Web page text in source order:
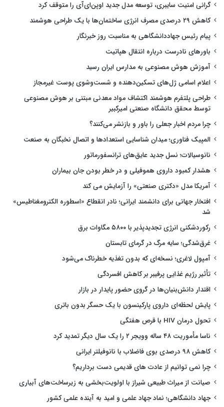
گرانی امنیت سایبری، توسعه مدل جدید اوپن‌ای‌آی را متوقف کرد
کاهش ۲۹ درصدی مصرف انرژی ساختمان‌ها با یک طراحی هوشمند
پیام رئیس جهاددانشگاهی به مناسبت روز خبرنگار
باورهای نادرست درباره انتقال هپاتیت
آموزش هوش مصنوعی به مدارس ایران رسید
اعلام اسامی ژل‌های تسکین‌دهنده و شست‌وشوی پوست غیرمجاز
طراحی پلتفرم هوشمند اکتشاف مواد معدنی مبتنی بر هوش مصنوعی
توسط محقق دانشگاه صنعتی امیرکبیر
چرا مردم اخبار جعلی را باور و بازنشر می‌کنند؟
المپیک فناوری؛ میدان شناسایی استعدادها و اتصال نخبگان به صنعت
نانوسیالات؛ نسل جدید عایق‌های ترانسفورماتور
هشدار کمبود داروی هموفیلی و در خطر بودن جان بیماران
آمریکا مدل «دکتری صنعتی» را آزمایش می کند
افتخار جهانی برای دانشمند ایرانی؛ نادر انقطاع «اسطوره الکترومغناطیس»
شد
رکوردشکنی انرژی تجدیدپذیر با ۵۸۰۰ مگاوات برق
غرق‌شدگی؛ سایه مرگ در گرمای تابستان
آمپول لاغری؛ نسخه‌ای که بدون تغذیه خطرناک می‌شود
تأثیر رژیم غذایی پرفیبر بر کاهش افسردگی
اقتدار دانش‌بنیان‌ها در گروی حضور پایدار در بازار
پایش لحظه‌ای داروی پارکینسون با یک حسگر بدون باتری
تحول درمان HIV با قرص هفتگی
ناسا مأموریت ۴۸ ساله وویجر ۲ را یک سال دیگر تمدید کرد
کاهش ۹۸ درصدی بوی فاضلاب با نانوفیلتر ایرانی
چرا نمی توانیم از عادت های قدیمی دست برداریم؟
صیانت از میراث طبیعی شیراز با اولویت‌بخشی به زیرساخت‌های آبیاری
جهاد دانشگاهی؛ نماد جهاد علمی و امید به آینده علمی کشور